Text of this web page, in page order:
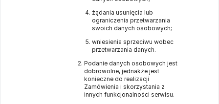
żądania usunięcia lub
ograniczenia przetwarzania
swoich danych osobowych;
wniesienia sprzeciwu wobec
przetwarzania danych.
Podanie danych osobowych jest
dobrowolne, jednakże jest
konieczne do realizacji
Zamówienia i skorzystania z
innych funkcjonalności serwisu.